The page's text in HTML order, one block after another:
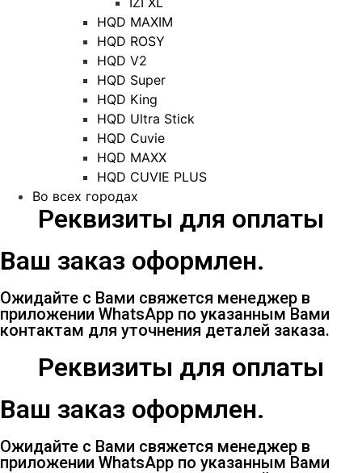
HQD MAXIM
HQD ROSY
HQD V2
HQD Super
HQD King
HQD Ultra Stick
HQD Cuvie
HQD MAXX
HQD CUVIE PLUS
Во всех городах
Реквизиты для оплаты
Ваш заказ оформлен.
Ожидайте с Вами свяжется менеджер в
приложении WhatsApp по указанным Вами
контактам для уточнения деталей заказа.
Реквизиты для оплаты
Ваш заказ оформлен.
Ожидайте с Вами свяжется менеджер в
приложении WhatsApp по указанным Вами